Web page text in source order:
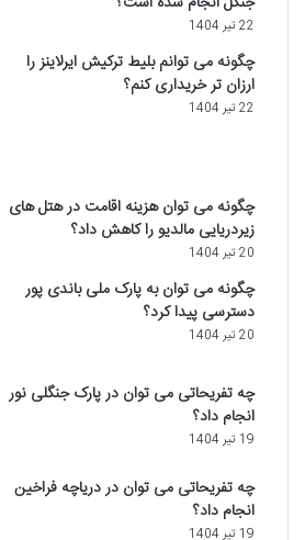
22 تیر 1404
چگونه می توانم بلیط ترکیش ایرلاینز را
ارزان تر خریداری کنم؟
22 تیر 1404
چگونه می توان هزینه اقامت در هتل های
زیردریایی مالدیو را کاهش داد؟
20 تیر 1404
چگونه می توان به پارک ملی باندی پور
دسترسی پیدا کرد؟
20 تیر 1404
چه تفریحاتی می توان در پارک جنگلی نور
انجام داد؟
19 تیر 1404
چه تفریحاتی می توان در دریاچه فراخین
انجام داد؟
19 تیر 1404